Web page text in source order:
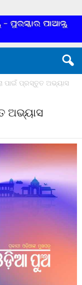
ପାଇଁ ପ୍ରସ୍ତୁତ ଅଭ୍ୟାସ
ଅଭ୍ୟାସ